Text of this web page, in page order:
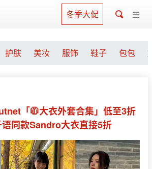
冬季大促
护肤 美妆 服饰 鞋子 包包
「🧥大衣外套合集」低至3折
同款Sandro大衣直接5折